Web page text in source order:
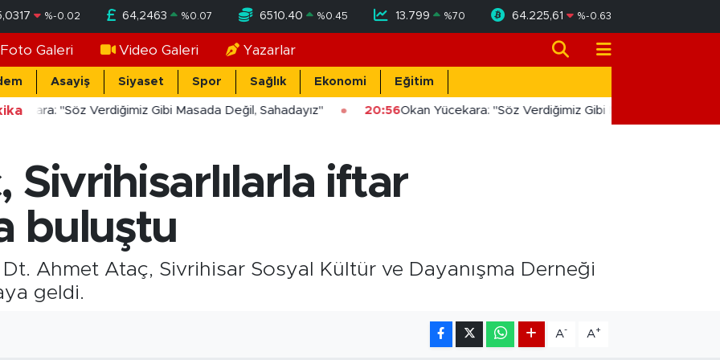
%-0.02 64,2463 %0.07 6510.40 %0.45 13.799 %70 64.225,61 %-0.63
Foto Galeri Video Galeri Yazarlar
Asayiş Siyaset Spor Sağlık Ekonomi Eğitim
"Söz Verdiğimiz Gibi Masada Değil, Sahadayız" 20:56Okan Yücekara: "Söz Verdiğimiz Gibi Masada Değil,
Sivrihisarlılarla iftar
buluştu
Dt. Ahmet Ataç, Sivrihisar Sosyal Kültür ve Dayanışma Derneği
geldi.
A- A+